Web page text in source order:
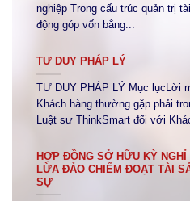
nghiệp Trong cấu trúc quản trị
động góp vốn bằng...
TƯ DUY PHÁP LÝ
TƯ DUY PHÁP LÝ Mục lụcLời
Khách hàng thường gặp phải
Luật sư ThinkSmart đối với
HỢP ĐỒNG SỞ HỮU KỲ
LỪA ĐẢO CHIẾM ĐOẠT TÀI
SỰ